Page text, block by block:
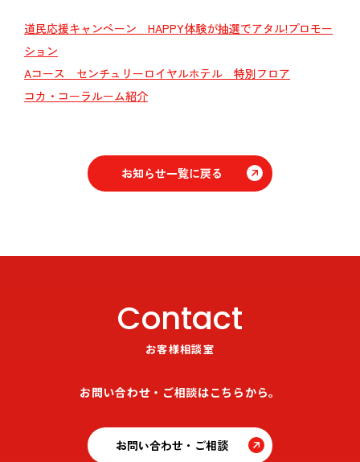
道民応援キャンペーン HAPPY体験が抽選でアタル!プロモー
ション
Aコース センチュリーロイヤルホテル 特別フロア
コカ・コーラルーム紹介
お知らせ一覧に戻る
Contact
お客様相談室
お問い合わせ・ご相談はこちらから。
お問い合わせ・ご相談